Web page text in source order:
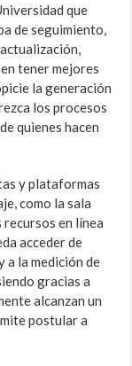
que
de seguimiento,
tener mejores
la generación
los procesos
quienes hacen
y plataformas
como la sala
en línea
acceder de
a la medición de
gracias a
alcanzan un
postular a